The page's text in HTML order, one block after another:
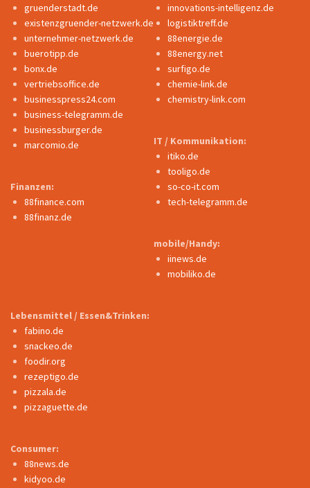
gruenderstadt.de
existenzgruender-netzwerk.de
unternehmer-netzwerk.de
buerotipp.de
bonx.de
vertriebsoffice.de
businesspress24.com
business-telegramm.de
businessburger.de
marcomio.de
Finanzen:
88finance.com
88finanz.de
innovations-intelligenz.de
logistiktreff.de
88energie.de
88energy.net
surfigo.de
chemie-link.de
chemistry-link.com
IT / Kommunikation:
itiko.de
tooligo.de
so-co-it.com
tech-telegramm.de
mobile/Handy:
iinews.de
mobiliko.de
Lebensmittel / Essen&Trinken:
fabino.de
snackeo.de
foodir.org
rezeptigo.de
pizzala.de
pizzaguette.de
Consumer:
88news.de
kidyoo.de